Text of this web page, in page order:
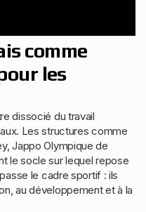
comme
les
dissocié du travail
Les structures comme
Jappo Olympique de
le socle sur lequel repose
le cadre sportif : ils
au développement et à la